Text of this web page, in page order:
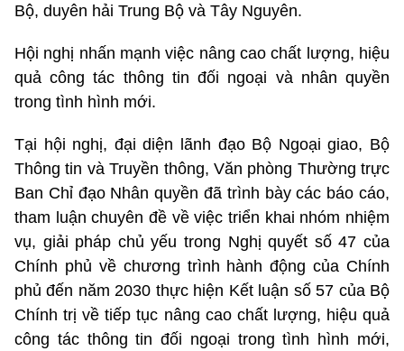
Bộ, duyên hải Trung Bộ và Tây Nguyên.
Hội nghị nhấn mạnh việc nâng cao chất lượng, hiệu
quả công tác thông tin đối ngoại và nhân quyền
trong tình hình mới.
Tại hội nghị, đại diện lãnh đạo Bộ Ngoại giao, Bộ
Thông tin và Truyền thông, Văn phòng Thường trực
Ban Chỉ đạo Nhân quyền đã trình bày các báo cáo,
tham luận chuyên đề về việc triển khai nhóm nhiệm
vụ, giải pháp chủ yếu trong Nghị quyết số 47 của
Chính phủ về chương trình hành động của Chính
phủ đến năm 2030 thực hiện Kết luận số 57 của Bộ
Chính trị về tiếp tục nâng cao chất lượng, hiệu quả
công tác thông tin đối ngoại trong tình hình mới,